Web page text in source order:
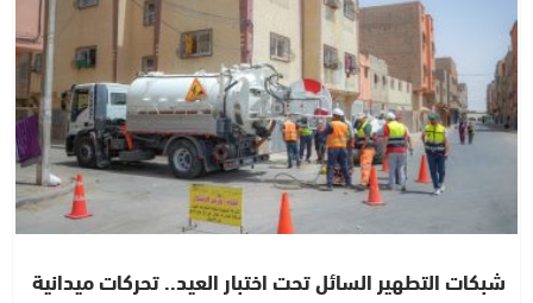
شبكات التطهير السائل تحت اختبار العيد.. تحركات ميدانية